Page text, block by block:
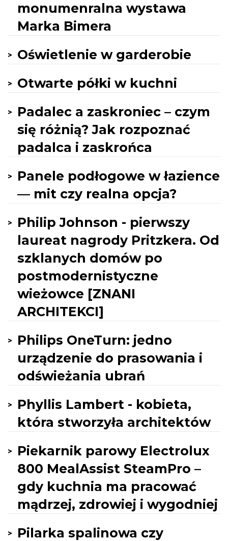
monumenralna wystawa
Marka Bimera
Oświetlenie w garderobie
Otwarte półki w kuchni
Padalec a zaskroniec – czym
się różnią? Jak rozpoznać
padalca i zaskrońca
Panele podłogowe w łazience
— mit czy realna opcja?
Philip Johnson - pierwszy
laureat nagrody Pritzkera. Od
szklanych domów po
postmodernistyczne
wieżowce [ZNANI
ARCHITEKCI]
Philips OneTurn: jedno
urządzenie do prasowania i
odświeżania ubrań
Phyllis Lambert - kobieta,
która stworzyła architektów
Piekarnik parowy Electrolux
800 MealAssist SteamPro –
gdy kuchnia ma pracować
mądrzej, zdrowiej i wygodniej
Pilarka spalinowa czy